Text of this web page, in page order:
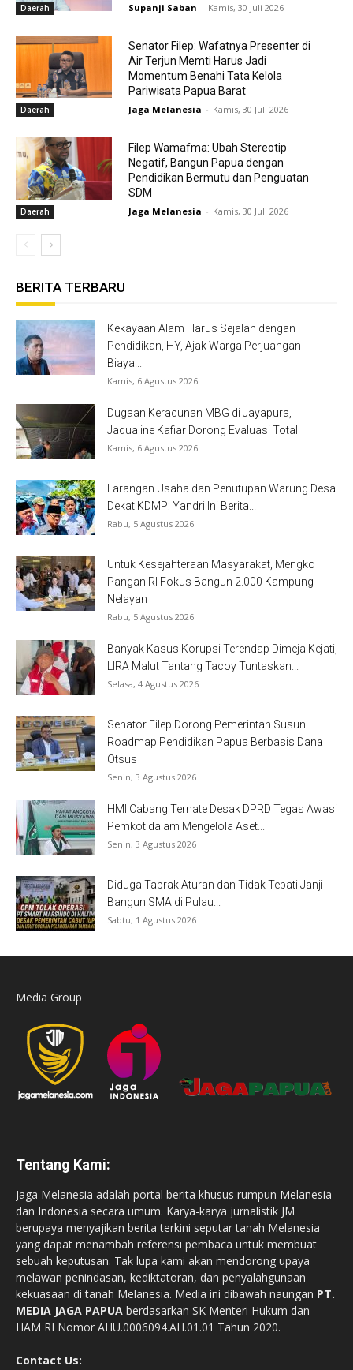
Daerah Supanji Saban - Kamis, 30 Juli 2026
Daerah
Senator Filep: Wafatnya Presenter di
Air Terjun Memti Harus Jadi
Momentum Benahi Tata Kelola
Pariwisata Papua Barat
Jaga Melanesia - Kamis, 30 Juli 2026
Daerah
Filep Wamafma: Ubah Stereotip
Negatif, Bangun Papua dengan
Pendidikan Bermutu dan Penguatan
SDM
Jaga Melanesia - Kamis, 30 Juli 2026
BERITA TERBARU
Kekayaan Alam Harus Sejalan dengan
Pendidikan, HY, Ajak Warga Perjuangan
Biaya...
Kamis, 6 Agustus 2026
Dugaan Keracunan MBG di Jayapura,
Jaqualine Kafiar Dorong Evaluasi Total
Kamis, 6 Agustus 2026
Larangan Usaha dan Penutupan Warung Desa
Dekat KDMP: Yandri Ini Berita...
Rabu, 5 Agustus 2026
Untuk Kesejahteraan Masyarakat, Mengko
Pangan RI Fokus Bangun 2.000 Kampung
Nelayan
Rabu, 5 Agustus 2026
Banyak Kasus Korupsi Terendap Dimeja Kejati,
LIRA Malut Tantang Tacoy Tuntaskan...
Selasa, 4 Agustus 2026
Senator Filep Dorong Pemerintah Susun
Roadmap Pendidikan Papua Berbasis Dana
Otsus
Senin, 3 Agustus 2026
HMI Cabang Ternate Desak DPRD Tegas Awasi
Pemkot dalam Mengelola Aset...
Senin, 3 Agustus 2026
Diduga Tabrak Aturan dan Tidak Tepati Janji
Bangun SMA di Pulau...
Sabtu, 1 Agustus 2026
Media Group
Tentang Kami:
Jaga Melanesia adalah portal berita khusus rumpun Melanesia
dan Indonesia secara umum. Karya-karya jurnalistik JM
berupaya menyajikan berita terkini seputar tanah Melanesia
yang dapat menambah referensi pembaca untuk membuat
sebuah keputusan. Tak lupa kami akan mendorong upaya
melawan penindasan, kediktatoran, dan penyalahgunaan
kekuasaan di tanah Melanesia. Media ini dibawah naungan PT.
MEDIA JAGA PAPUA berdasarkan SK Menteri Hukum dan
HAM RI Nomor AHU.0006094.AH.01.01 Tahun 2020.
Contact Us: